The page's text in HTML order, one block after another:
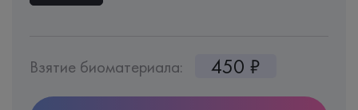
Взятие биоматериала: 450 ₽